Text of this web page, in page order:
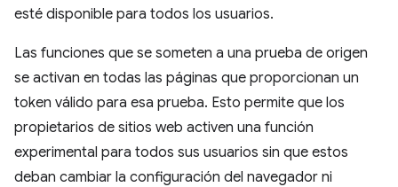
esté disponible para todos los usuarios.
Las funciones que se someten a una prueba de origen
se activan en todas las páginas que proporcionan un
token válido para esa prueba. Esto permite que los
propietarios de sitios web activen una función
experimental para todos sus usuarios sin que estos
deban cambiar la configuración del navegador ni